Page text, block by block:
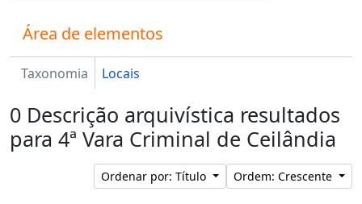
Área de elementos
Taxonomia Locais
0 Descrição arquivística resultados
para 4ª Vara Criminal de Ceilândia
Ordenar por: Título Ordem: Crescente